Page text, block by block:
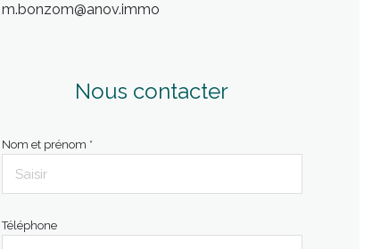
m.bonzom@anov.immo
Nous contacter
Nom et prénom *
Téléphone